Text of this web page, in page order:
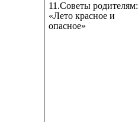
11.Советы родителям:
«Лето красное и
опасное»